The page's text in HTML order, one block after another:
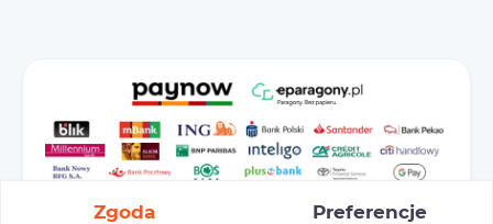
Zgoda Preferencje